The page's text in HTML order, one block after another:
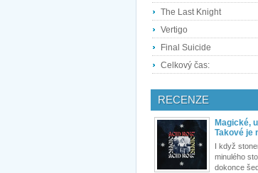
The Last Knight
Vertigo
Final Suicide
Celkový čas:
RECENZE
Magické,
Takové je
I když
minulého
dokonce